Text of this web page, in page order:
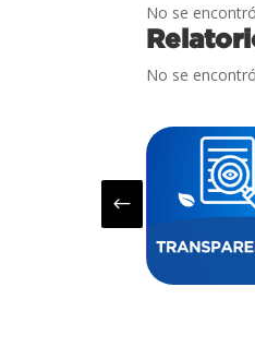
No se
No se
#